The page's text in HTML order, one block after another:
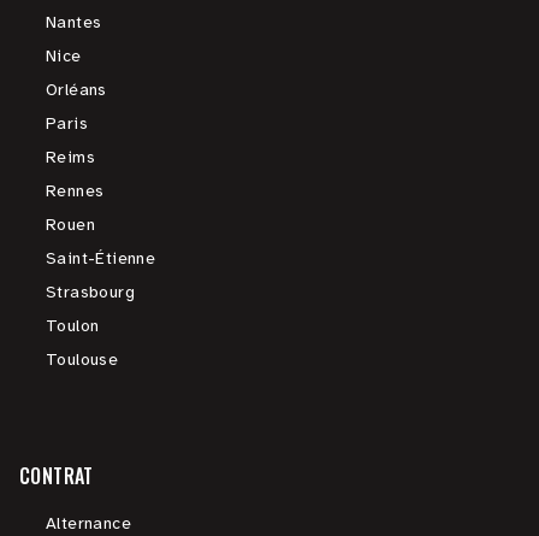
Nantes
Nice
Orléans
Paris
Reims
Rennes
Rouen
Saint-Étienne
Strasbourg
Toulon
Toulouse
CONTRAT
Alternance